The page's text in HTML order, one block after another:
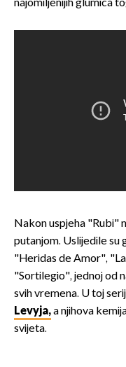
najomiljenijih glumica
Nakon uspjeha "Rubi"
putanjom. Uslijedile su
"Heridas de Amor",
"Sortilegio", jednoj od
svih vremena. U toj
Levyja,a njihova
svijeta.